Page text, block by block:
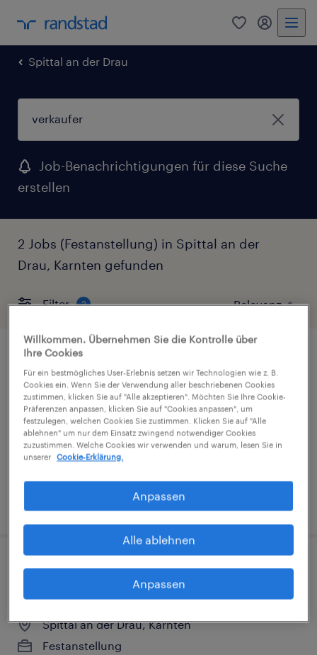
0 Mein
Spittal an der Drau
Job-Benachrichtigungen für diese Suche
erstellen
2 Jobs (Festanstellung) in Spittal an der
Drau, Karnten gefunden
Filter 2
Quereinsteiger & Profis (m/w/d) im
Verkauf für die Non-Food Abteilung
Spittal an der Drau, Karnten
Festanstellung
€2,470 pro monat, Überzahlung möglich
veröffentlicht am 20. Juli 2026
Mitarbeiter (m/w/d) Verkauf - Non-
Spittal an der Drau, Karnten
Festanstellung
Willkommen. Übernehmen Sie die Kontrolle über
Ihre Cookies
Für ein bestmögliches User-Erlebnis setzen wir Technologien wie z. B.
Cookies ein. Wenn Sie der Verwendung aller beschriebenen Cookies
zustimmen, klicken Sie auf "Alle akzeptieren". Möchten Sie Ihre Cookie-
Präferenzen anpassen, klicken Sie auf "Cookies anpassen", um
festzulegen, welchen Cookies Sie zustimmen. Klicken Sie auf "Alle
ablehnen" um nur dem Einsatz zwingend notwendiger Cookies
zuzustimmen. Welche Cookies wir verwenden und warum, lesen Sie in
unserer
Cookie-Erklärung.
Anpassen
Alle ablehnen
Anpassen